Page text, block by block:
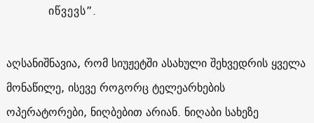
იწვევს”.
აღსანიშნავია, რომ სიუჟეტში ასახული შეხვედრის ყველა
მონაწილე, ისევე როგორც ტელეარხების
ოპერატორები, ნიღბებით არიან. ნიღაბი სახეზე